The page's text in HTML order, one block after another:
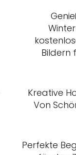
Bildern
Kreative
Von
Perfekte